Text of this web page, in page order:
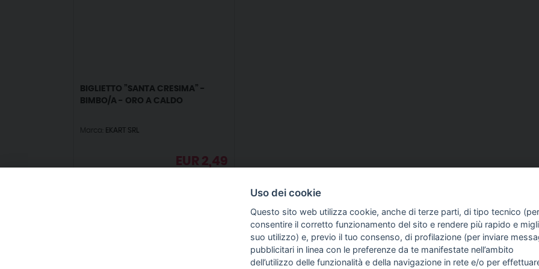
BIGLIETTO ”SANTA CRESIMA” -
BIMBO/A - ORO A CALDO
Marca: EKART SRL
EUR 2,49
INFO SULL'AZIENDA GUIDA AGLI ACQUISTI
Uso dei cookie
Questo sito web utilizza cookie, anche di terze parti, di tipo tecnico (per
consentire il corretto funzionamento del sito e rendere più rapido e
suo utilizzo) e, previo il tuo consenso, di profilazione (per inviare
pubblicitari in linea con le preferenze da te manifestate nell’ambito
dell’utilizzo delle funzionalità e della navigazione in rete e/o per